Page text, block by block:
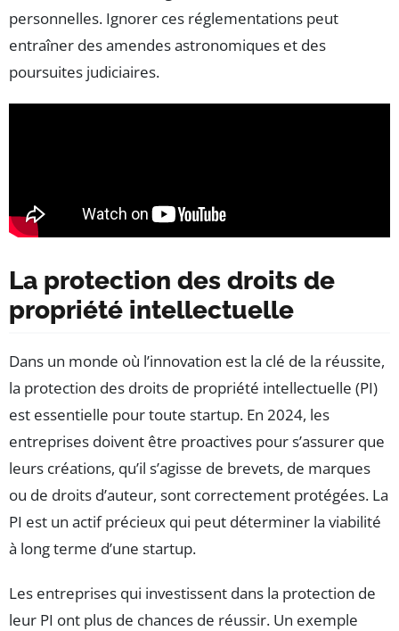
personnelles. Ignorer ces réglementations peut
entraîner des amendes astronomiques et des
poursuites judiciaires.
La protection des droits de
propriété intellectuelle
Dans un monde où l’innovation est la clé de la réussite,
la protection des droits de propriété intellectuelle (PI)
est essentielle pour toute startup. En 2024, les
entreprises doivent être proactives pour s’assurer que
leurs créations, qu’il s’agisse de brevets, de marques
ou de droits d’auteur, sont correctement protégées. La
PI est un actif précieux qui peut déterminer la viabilité
à long terme d’une startup.
Les entreprises qui investissent dans la protection de
leur PI ont plus de chances de réussir. Un exemple